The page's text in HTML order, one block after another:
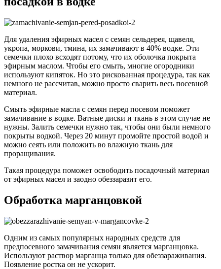
Для удаления эфирных масел с семян сельдерея, щавеля,
укропа, моркови, тмина, их замачивают в 40% водке. Эти
семечки плохо всходят потому, что их оболочка покрыта
эфирным маслом. Чтобы его смыть, многие огородники
используют кипяток. Но это рискованная процедура, так как
немного не рассчитав, можно просто сварить весь посевной
материал.
Смыть эфирные масла с семян перед посевом поможет
замачивание в водке. Ватные диски и ткань в этом случае не
нужны. Залить семечки нужно так, чтобы они были немного
покрыты водкой. Через 20 минут промойте простой водой и
можно сеять или положить во влажную ткань для
проращивания.
Такая процедура поможет освободить посадочный материал
от эфирных масел и заодно обеззаразит его.
Обработка марганцовкой
Одним из самых популярных народных средств для
предпосевного замачивания семян является марганцовка.
Используют раствор марганца только для обеззараживания.
Появление ростка он не ускорит.